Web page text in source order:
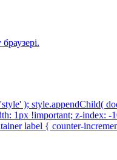
); style.appendChild(
1px !important; z-
label { counter-